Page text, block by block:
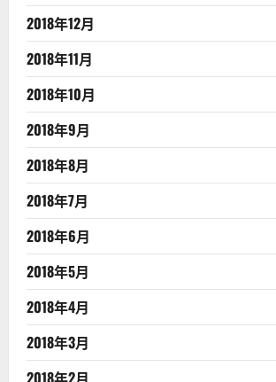
2018年12月
2018年11月
2018年10月
2018年9月
2018年8月
2018年7月
2018年6月
2018年5月
2018年4月
2018年3月